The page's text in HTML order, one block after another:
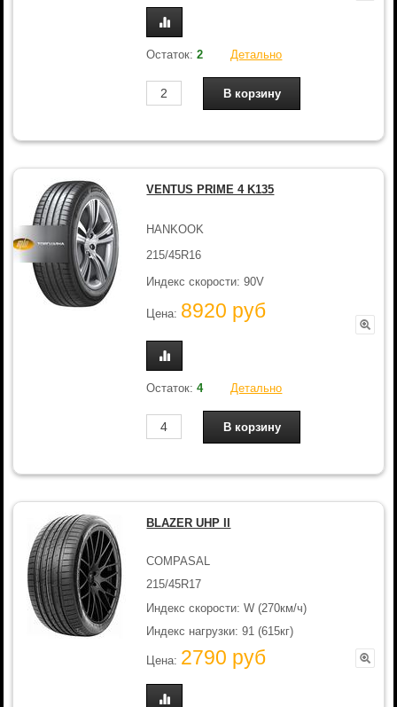
Остаток:2 Детально
VENTUS PRIME 4 K135
HANKOOK
215/45R16
Индекс скорости: 90V
Цена: 8920 руб
Остаток:4 Детально
BLAZER UHP II
COMPASAL
215/45R17
Индекс скорости: W (270км/ч)
Индекс нагрузки: 91 (615кг)
Цена: 2790 руб